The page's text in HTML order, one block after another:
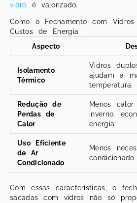
vidro é valorizado.
Como o Fechamento com Vidros
Custos de Energia
Aspecto
Isolamento
Térmico
Vidros
ajudam a
temperatura.
Redução de
Perdas de
Calor
Menos
inverno,
energia.
Uso Eficiente
de Ar
Condicionado
Menos
Com essas características, o
sacadas com vidros não só